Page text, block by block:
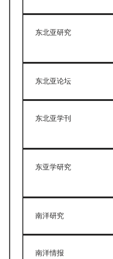
东北亚研究
东北亚论坛
东北亚学刊
东亚学研究
南洋研究
南洋情报